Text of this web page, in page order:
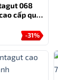
sử và văn
sản phẩm
Hộp quà
giá trị lịch
068
cấp quà
(kèm hộp
-31%